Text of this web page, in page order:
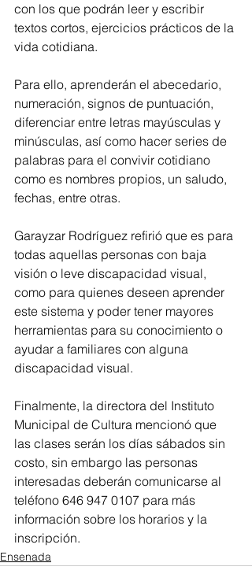
con los que podrán leer y escribir
textos cortos, ejercicios prácticos de la
vida cotidiana.
Para ello, aprenderán el abecedario,
numeración, signos de puntuación,
diferenciar entre letras mayúsculas y
minúsculas, así como hacer series de
palabras para el convivir cotidiano
como es nombres propios, un saludo,
fechas, entre otras.
Garayzar Rodríguez refirió que es para
todas aquellas personas con baja
visión o leve discapacidad visual,
como para quienes deseen aprender
este sistema y poder tener mayores
herramientas para su conocimiento o
ayudar a familiares con alguna
discapacidad visual.
Finalmente, la directora del Instituto
Municipal de Cultura mencionó que
las clases serán los días sábados sin
costo, sin embargo las personas
interesadas deberán comunicarse al
teléfono 646 947 0107 para más
información sobre los horarios y la
inscripción.
Ensenada